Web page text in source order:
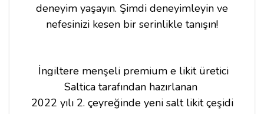
deneyim yaşayın. Şimdi deneyimleyin ve
nefesinizi kesen bir serinlikle tanışın!
İngiltere menşeli premium e likit üretici
Saltica tarafından hazırlanan
2022 yılı 2. çeyreğinde yeni salt likit çeşidi